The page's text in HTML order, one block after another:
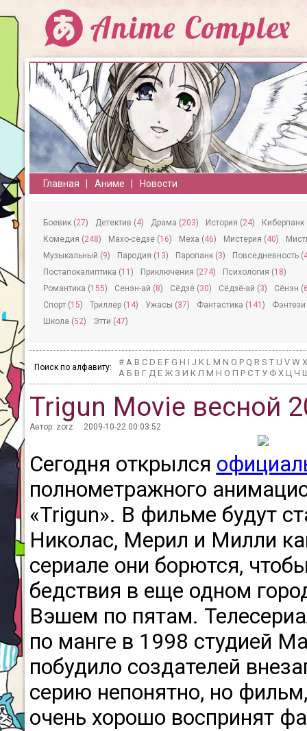
Главная Аниме Новости
Боевик (27) Детектив (4) Драма (203) История (24)
Киберпанк
Комедия (248) Махо-сёдзё (16) Меха (46) Мистерия (40)
Музыкальный (9) Пародия (13) Паропанк (3) Повседневность (
Постапокалиптика (11 ) Приключения (274) Психология (18)
Романтика (155) Сeнэн-ай (8) Сёдзё (30) Сёдзё-ай (3) Сёнэн (
Спорт (15) Триллер (14) Ужасы (37) Фантастика (141 )
Фэнтези
Школа (52) Этти (47)
Поиск по алфавиту: # A B C D E F G H I J K L M N O P Q R S T U V W X
А Б В Г Д Е Ж З И К Л М Н О П Р С Т У Ф Х Ц Ч
Trigun Movie весной
Автор: zorz 2009-10-22 00:03:52
Сегодня открылся
полнометражного
«Trigun». В фильме будут
Николас, Мерил и Милли
сериале они борются,
бедствия в еще одном
Вэшем по пятам.
по манге в 1998 студией
побудило создателей
серию непонятно, но
очень хорошо воспринят